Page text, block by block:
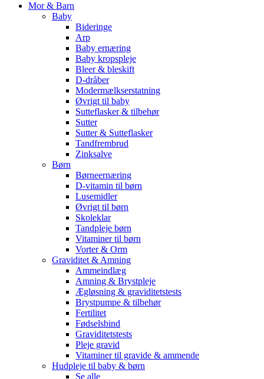
Mor & Barn
Baby
Bideringe
Arp
Baby ernæring
Baby kropspleje
Bleer & bleskift
D-dråber
Modermælkserstatning
Øvrigt til baby
Sutteflasker & tilbehør
Sutter
Sutter & Sutteflasker
Tandfrembrud
Zinksalve
Børn
Børneernæring
D-vitamin til børn
Lusemidler
Øvrigt til børn
Skoleklar
Tandpleje børn
Vitaminer til børn
Vorter & Orm
Graviditet & Amning
Ammeindlæg
Amning & Brystpleje
Ægløsning & graviditetstests
Brystpumpe & tilbehør
Fertilitet
Fødselsbind
Graviditetstests
Pleje gravid
Vitaminer til gravide & ammende
Hudpleje til baby & børn
Se alle